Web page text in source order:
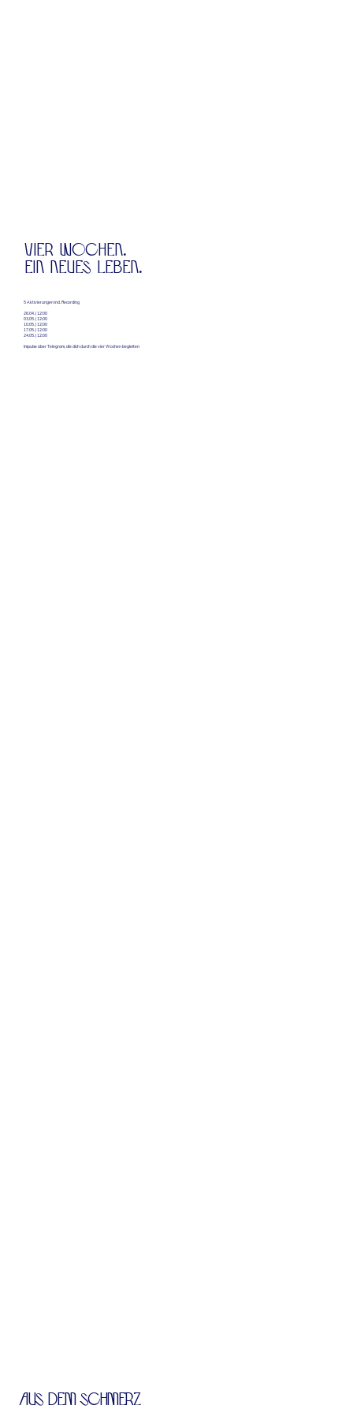
VIER WOCHEN.
EIN NEUES LEBEN.
5 Aktivierungen incl. Recording
26.04. | 12:00
03.05. | 12:00
10.05. | 12:00
17.05. | 12:00
24.05. | 12:00
Impulse über Telegram, die dich durch die vier Wochen begleiten
AUS DEM SCHMERZ